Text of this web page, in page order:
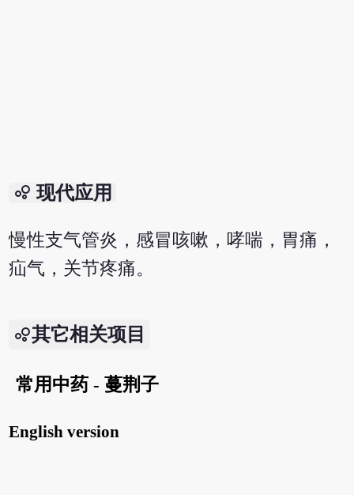
bubble_chart 现代应用
慢性支气管炎，感冒咳嗽，哮喘，胃痛，
疝气，关节疼痛。
其它相关项目
常用中药 - 蔓荆子
English version